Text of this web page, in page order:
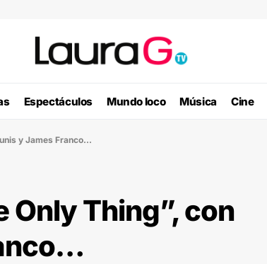
Espectáculos Mundo loco Música Cine
y James Franco…
Only Thing”, con